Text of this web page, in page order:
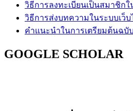
วิธีการลงทะเบียนเป็นสมาชิกใ
วิธีการส่งบทความในระบบเว็
คำแนะนำในการเตรียมต้นฉบั
GOOGLE SCHOLAR